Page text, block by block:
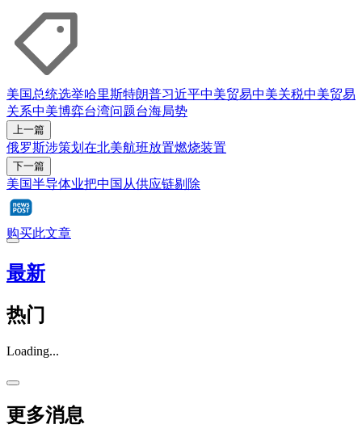
美国总统选举哈里斯特朗普习近平中美贸易中美关税中美贸易
关系中美博弈台湾问题台海局势
上一篇
俄罗斯涉策划在北美航班放置燃烧装置
下一篇
美国半导体业把中国从供应链剔除
购买此文章
最新
热门
Loading...
更多消息